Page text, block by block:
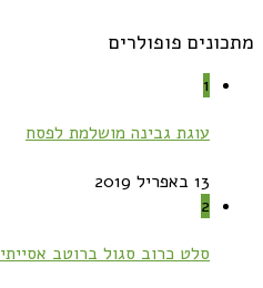
מתכונים פופולרים
1
עוגת גבינה מושלמת לפסח
13 באפריל 2019
2
סלט כרוב סגול ברוטב אסייתי